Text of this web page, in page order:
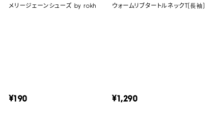
メリージェーンシューズ by rokh
¥190
ウォームリブタートルネックT(長袖)
¥1,290